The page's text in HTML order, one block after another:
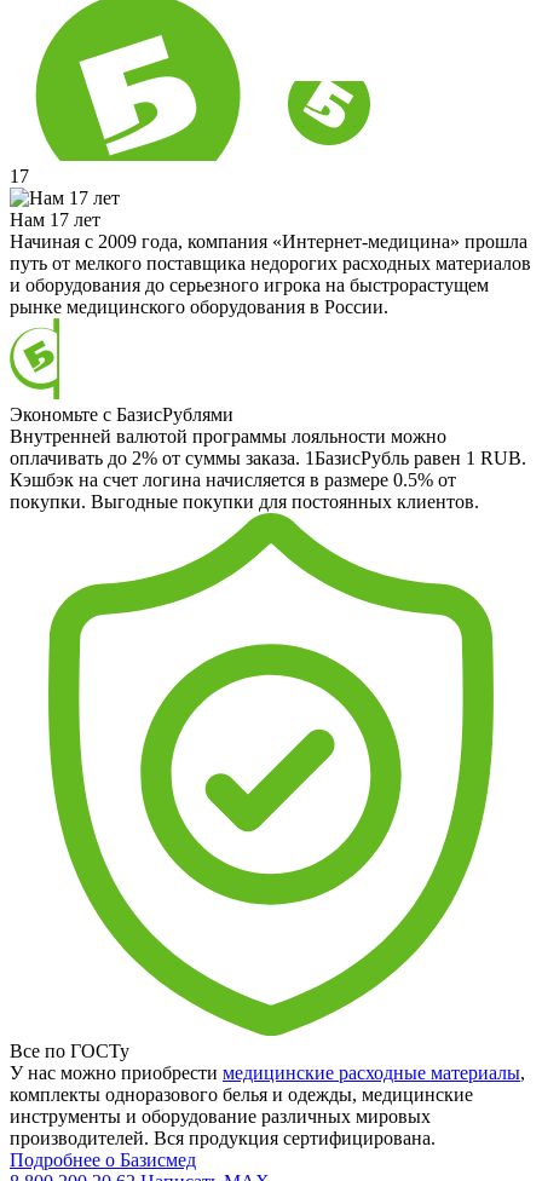
17
Нам 17 лет
Начиная с 2009 года, компания «Интернет-медицина» прошла
путь от мелкого поставщика недорогих расходных материалов
и оборудования до серьезного игрока на быстрорастущем
рынке медицинского оборудования в России.
Экономьте с БазисРублями
Внутренней валютой программы лояльности можно
оплачивать до 2% от суммы заказа. 1БазисРубль равен 1 RUB.
Кэшбэк на счет логина начисляется в размере 0.5% от
покупки. Выгодные покупки для постоянных клиентов.
Все по ГОСТу
У нас можно приобрести медицинские расходные материалы,
комплекты одноразового белья и одежды, медицинские
инструменты и оборудование различных мировых
производителей. Вся продукция сертифицирована.
Подробнее о Базисмед